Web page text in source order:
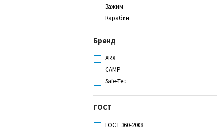
Зажим
Карабин
Кобура
Комплект для подъема на опоры
Полиспаст
Привязь страховочная
Бренд
ARX
CAMP
Safe-Tec
ГОСТ
ГОСТ 360-2008